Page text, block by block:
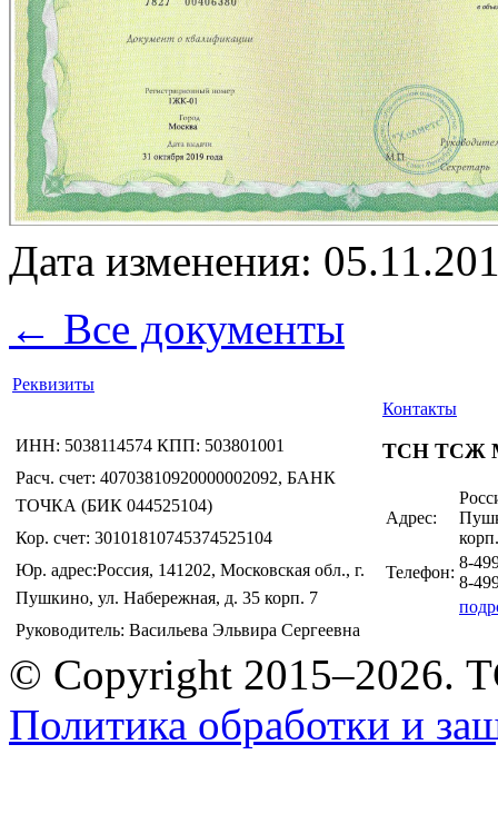
Дата изменения:
← Все документы
Реквизиты
ИНН: 5038114574 КПП: 503801001
Расч. счет: 40703810920000002092, БАНК
ТОЧКА (БИК 044525104)
Кор. счет: 30101810745374525104
Юр. адрес:Россия, 141202, Московская обл., г.
Пушкино, ул. Набережная, д. 35 корп. 7
Руководитель: Васильева Эльвира Сергеевна
Контакты
ТСН ТСЖ
Адрес:
Телефон:
8-
8-
© Copyright
Политика обработки и